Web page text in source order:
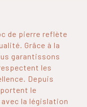
de pierre reflète
Grâce à la
garantissons
les
Depuis
le
la législation